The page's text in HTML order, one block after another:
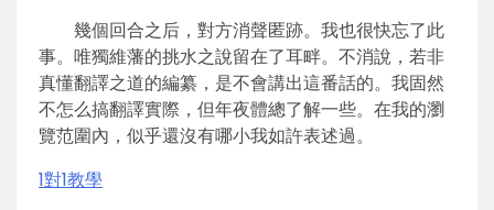
幾個回合之后，對方消聲匿跡。我也很快忘了此
事。唯獨維藩的挑水之說留在了耳畔。不消說，若非
真懂翻譯之道的編纂，是不會講出這番話的。我固然
不怎么搞翻譯實際，但年夜體總了解一些。在我的瀏
覽范圍內，似乎還沒有哪小我如許表述過。
1對1教學